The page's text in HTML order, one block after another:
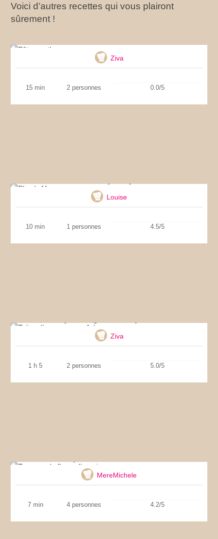
Voici d’autres recettes qui vous plairont
sûrement !
Ziva
15 min 2 personnes 0.0/5
Louise
10 min 1 personnes 4.5/5
Ziva
1 h 5 2 personnes 5.0/5
MereMichele
7 min 4 personnes 4.2/5